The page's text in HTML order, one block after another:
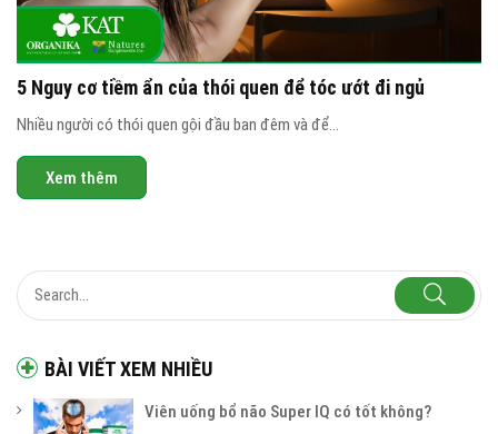
BÀI VIẾT XEM NHIỀU
Viên uống bổ não Super IQ có tốt không?
5 Nguy cơ tiềm ẩn của thói quen để tóc ướt đi ngủ
Nhiều người có thói quen gội đầu ban đêm và để...
Xem thêm